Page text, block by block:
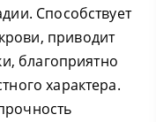
Способствует
приводит
благоприятно
характера.